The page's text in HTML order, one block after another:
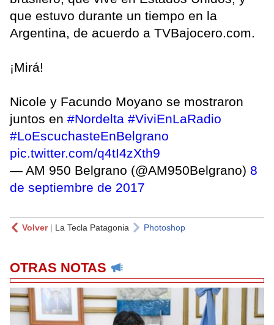
que estuvo durante un tiempo en la
Argentina, de acuerdo a TVBajocero.com.
¡Mirá!
Nicole y Facundo Moyano se mostraron
juntos en #Nordelta #ViviEnLaRadio
#LoEscuchasteEnBelgrano
pic.twitter.com/q4tI4zXth9
— AM 950 Belgrano (@AM950Belgrano) 8
de septiembre de 2017
Volver| La Tecla Patagonia Photoshop
OTRAS NOTAS